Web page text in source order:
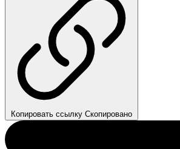
Копировать ссылку Скопировано